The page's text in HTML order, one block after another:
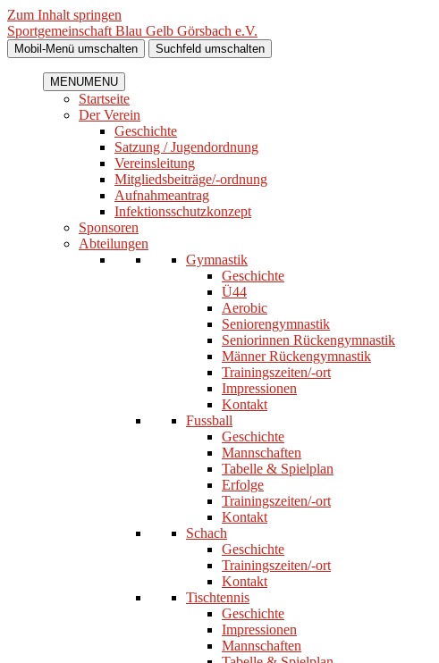
Zum Inhalt springen
Sportgemeinschaft Blau Gelb Görsbach e.V.
Mobil-Menü umschalten Suchfeld umschalten
MENUMENU
Startseite
Der Verein
Geschichte
Satzung / Jugendordnung
Vereinsleitung
Mitgliedsbeiträge/-ordnung
Aufnahmeantrag
Infektionsschutzkonzept
Sponsoren
Abteilungen
Gymnastik
Geschichte
Ü44
Aerobic
Seniorengymnastik
Seniorinnen Rückengymnastik
Männer Rückengymnastik
Trainingszeiten/-ort
Impressionen
Kontakt
Fussball
Geschichte
Mannschaften
Tabelle & Spielplan
Erfolge
Trainingszeiten/-ort
Kontakt
Schach
Geschichte
Trainingszeiten/-ort
Kontakt
Tischtennis
Geschichte
Impressionen
Mannschaften